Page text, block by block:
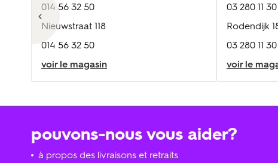
014 56 32 50
Nieuwstraat 118
014 56 32 50
voir le magasin
03 280 11 30
Rodendijk
03 280 11 30
voir le
pouvons-nous vous aider?
à propos des livraisons et retraits